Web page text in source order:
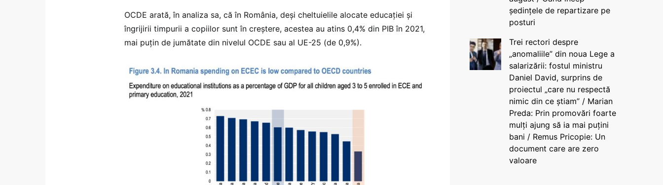
OCDE arată, în analiza sa, că în România, deși cheltuielile alocate educației și
îngrijirii timpurii a copiilor sunt în creștere, acestea au atins 0,4% din PIB în 2021,
mai puțin de jumătate din nivelul OCDE sau al UE-25 (de 0,9%).
ședințele de repartizare pe
posturi
Trei rectori despre
„anomaliile” din noua Lege a
salarizării: fostul ministru
Daniel David, surprins de
proiectul „care nu respectă
nimic din ce știam” / Marian
Preda: Prin promovări foarte
mulți ajung să ia mai puțini
bani / Remus Pricopie: Un
document care are zero
valoare